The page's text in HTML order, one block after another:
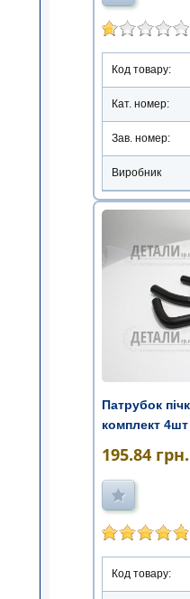
Код товару:
Кат. номер:
Зав. номер:
Виробник
Патрубок
комплект 4шт
195.84 грн.
Код товару: